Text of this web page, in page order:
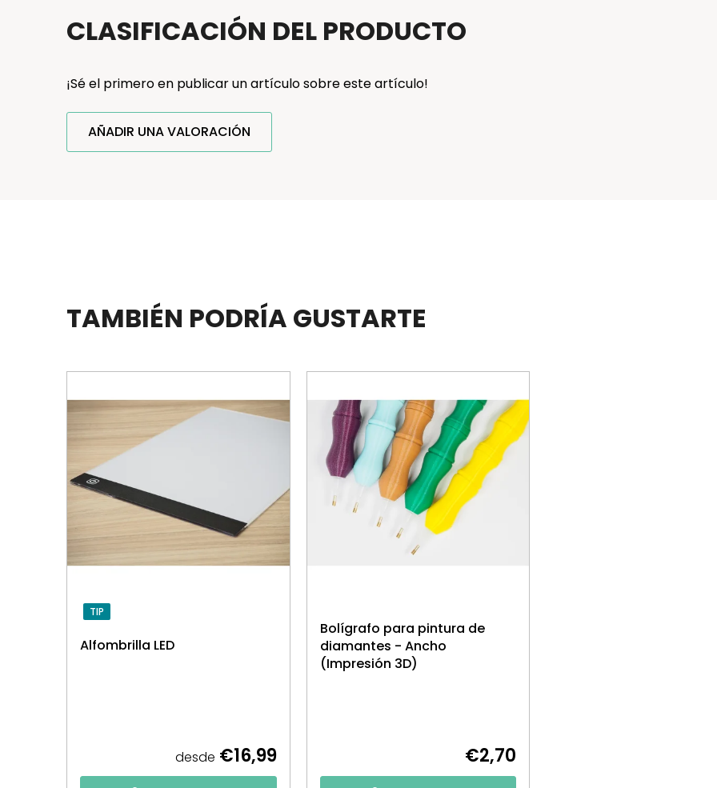
CLASIFICACIÓN DEL PRODUCTO
¡Sé el primero en publicar un artículo sobre este artículo!
AÑADIR UNA VALORACIÓN
TAMBIÉN PODRÍA GUSTARTE
TIP
Alfombrilla LED
desde €16,99
Bolígrafo para pintura de
diamantes - Ancho
(Impresión 3D)
€2,70